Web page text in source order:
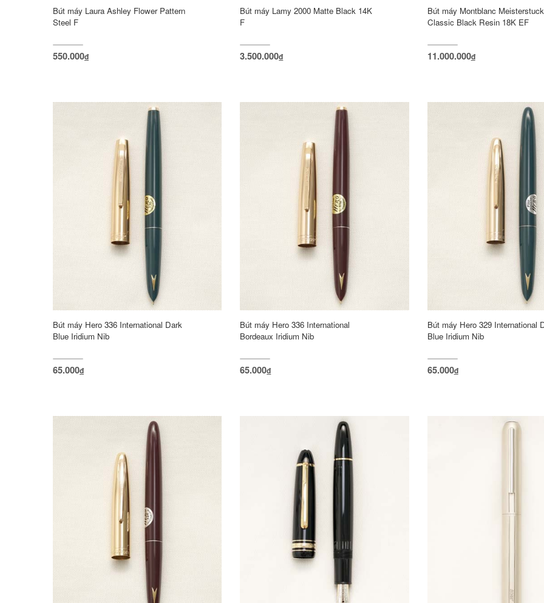
Bút máy Laura Ashley Flower Pattern
Steel F
550.000đ
Bút máy Lamy 2000 Matte Black 14K
F
3.500.000đ
Bút máy Montblanc
Classic Black Resin 18K EF
11.000.000đ
Bút máy Hero 336 International Dark
Blue Iridium Nib
65.000đ
Bút máy Hero 336 International
Bordeaux Iridium Nib
65.000đ
Bút máy Hero 329 International
Blue Iridium Nib
65.000đ